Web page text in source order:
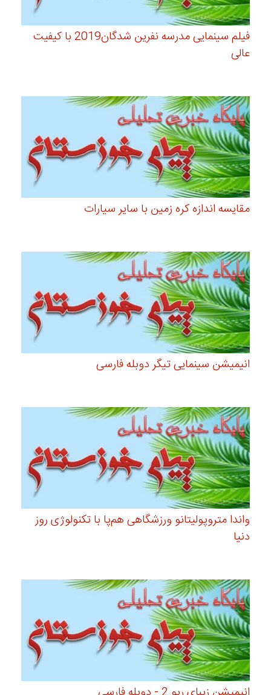
فیلم سینمایی مدرسه نفرین شدگان2019 با کیفیت
عالی
مقایسه اندازه کره زمین با سایر سیارات
انیمیشن سینمایی تیگر دوبله فارسی
واندا متروپولیتانو ورزشگاهی هم‌پا با تکنولوژی روز
دنیا